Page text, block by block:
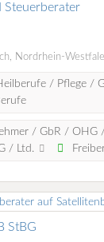
Nordrhein-
/ Pflege /
/ GbR / OHG
/ Ltd.
StBG